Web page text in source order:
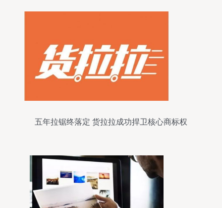
五年拉锯终落定 货拉拉成功捍卫核心商标权